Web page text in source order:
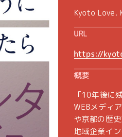
Kyoto Love.
URL
https://
概要
「10年後に
WEBメディ
や京都の歴
地域企業イ